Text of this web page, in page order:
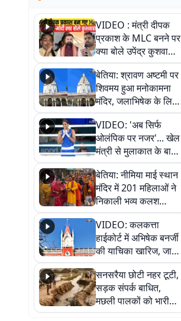
VIDEO : मंत्री दीपक
प्रकाश के MLC बनने पर
क्या बोले उपेंद्र कुशवाहा,
सुनिए
बेतिया: श्रावण अष्टमी पर
शिवमय हुआ मनोकामना
मंदिर, जलाभिषेक के लिए
लगी लंबी कतारें
VIDEO: 'अब सिर्फ
ओलंपिक पर नजर'... खेल
मंत्री से मुलाकात के बाद
जैसमीन लंबोरिया का बड़ा
बयान
बेतिया: नीमिया माई स्थान
मंदिर में 201 महिलाओं ने
निकाली भव्य कलश
शोभायात्रा, शिवलिंग
प्राण-प्रतिष्ठा महोत्सव
शुरू
VIDEO: कलकत्ता
हाईकोर्ट में अभिषेक बनर्जी
की याचिका खारिज, जानें
क्या है पूरा मामला
सनसरैया छोटी नहर टूटी,
सड़क संपर्क बाधित,
मछली पालकों को भारी
नुकसान